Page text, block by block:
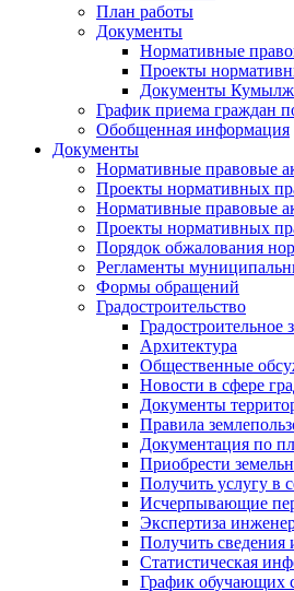
План работы
Документы
Нормативные
Проекты
Документы
График приема граждан
Обобщенная информация
Документы
Нормативные правовые
Проекты нормативных
Нормативные правовые
Проекты нормативных
Порядок обжалования
Регламенты
Формы обращений
Градостроительство
Градостроительное
Архитектура
Общественные
Новости в сфере
Документы
Правила
Документация по
Приобрести
Получить услугу в
Исчерпывающие
Экспертиза
Получить сведения
Статистическая
График обучающих